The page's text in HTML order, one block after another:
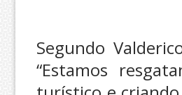
Segundo
“Estamos